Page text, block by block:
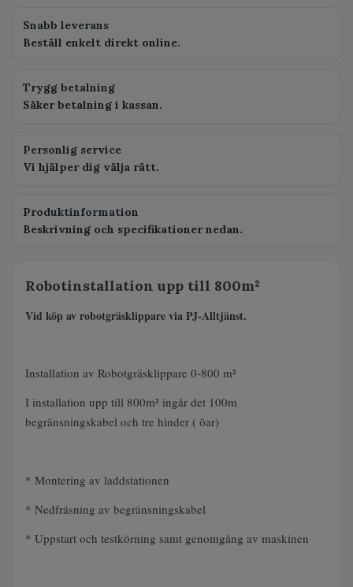
Snabb leverans
Beställ enkelt direkt online.
Trygg betalning
Säker betalning i kassan.
Personlig service
Vi hjälper dig välja rätt.
Produktinformation
Beskrivning och specifikationer nedan.
Robotinstallation upp till 800m²
Vid köp av robotgräsklippare via PJ-Alltjänst.
Installation av Robotgräsklippare 0-800 m²
I installation upp till 800m² ingår det 100m
begränsningskabel och tre hinder ( öar)
* Montering av laddstationen
* Nedfräsning av begränsningskabel
* Uppstart och testkörning samt genomgång av maskinen